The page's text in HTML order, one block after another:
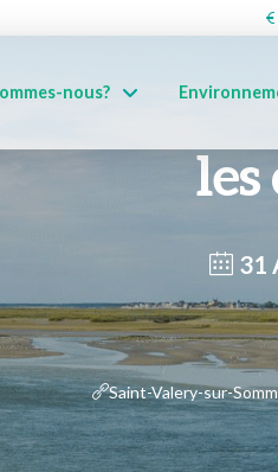
nous?
les
31
Saint-Valery-sur-